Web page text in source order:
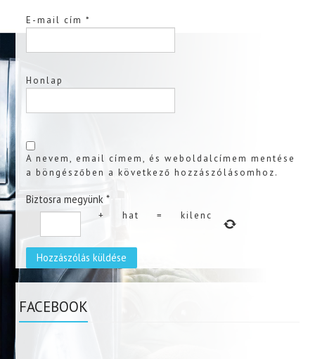
E-mail cím*
Honlap
A nevem, email címem, és weboldalcímem mentése
a böngészőben a következő hozzászólásomhoz.
Biztosra megyünk *
+ hat = kilenc
FACEBOOK